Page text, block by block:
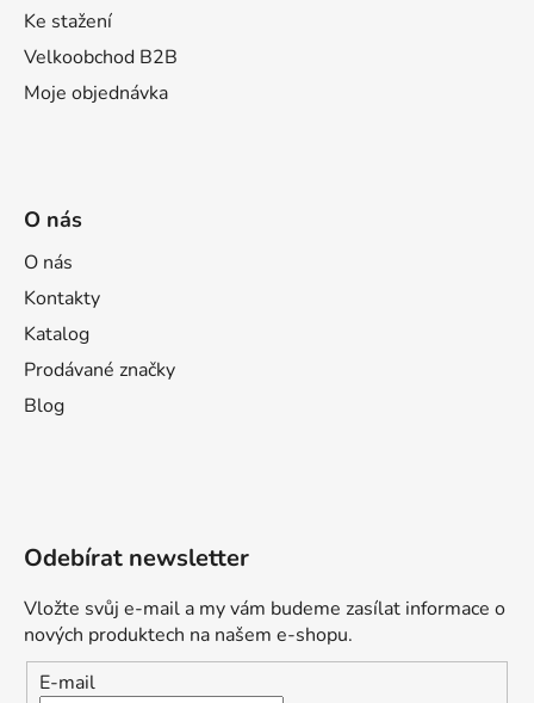
Ke stažení
Velkoobchod B2B
Moje objednávka
O nás
O nás
Kontakty
Katalog
Prodávané značky
Blog
Odebírat newsletter
Vložte svůj e-mail a my vám budeme zasílat informace o
nových produktech na našem e-shopu.
E-mail